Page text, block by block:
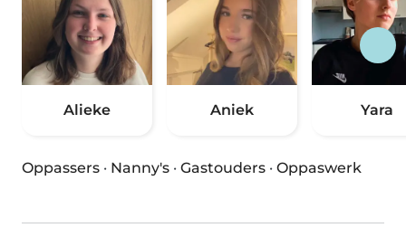
Alieke Aniek Yara
Oppassers · Nanny's · Gastouders · Oppaswerk